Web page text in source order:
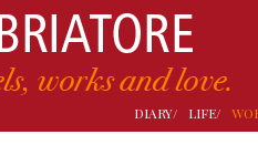
DIARY/ LIFE/